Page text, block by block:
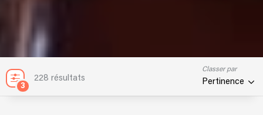
3
228 résultats
Classer par
Pertinence